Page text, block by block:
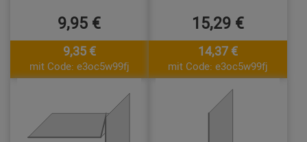
9,95 €
9,35 €
mit Code: e3oc5w99fj
15,29 €
14,37 €
mit Code: e3oc5w99fj